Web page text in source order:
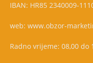
IBAN: HR85 2340009-
web: www.obzor-
Radno vrijeme: 08,00 do